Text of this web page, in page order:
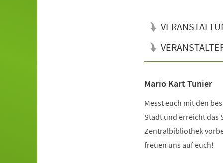
Mario Kart Tunier
Messt euch mit den
Stadt und erreicht das
Zentralbibliothek
freuen uns auf euch!